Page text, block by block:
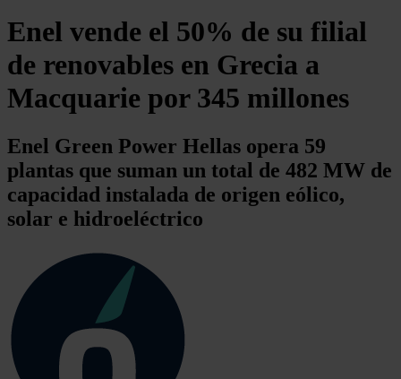
Enel vende el 50% de su filial
de renovables en Grecia a
Macquarie por 345 millones
Enel Green Power Hellas opera 59
plantas que suman un total de 482 MW de
capacidad instalada de origen eólico,
solar e hidroeléctrico